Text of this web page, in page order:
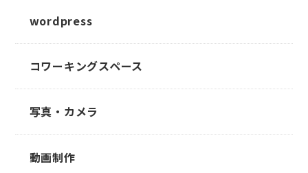
wordpress
コワーキングスペース
写真・カメラ
動画制作